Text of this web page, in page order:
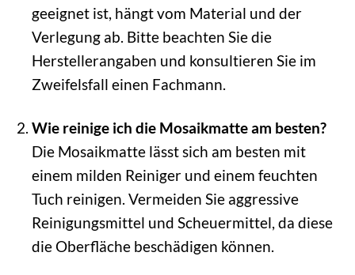
geeignet ist, hängt vom Material und der
Verlegung ab. Bitte beachten Sie die
Herstellerangaben und konsultieren Sie im
Zweifelsfall einen Fachmann.
Wie reinige ich die Mosaikmatte am besten?
Die Mosaikmatte lässt sich am besten mit
einem milden Reiniger und einem feuchten
Tuch reinigen. Vermeiden Sie aggressive
Reinigungsmittel und Scheuermittel, da diese
die Oberfläche beschädigen können.